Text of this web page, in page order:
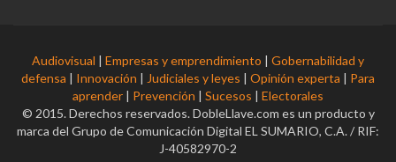
Audiovisual | Empresas y emprendimiento | Gobernabilidad y
defensa | Innovación | Judiciales y leyes | Opinión experta | Para
aprender | Prevención | Sucesos | Electorales
© 2015. Derechos reservados. DobleLlave.com es un producto y
marca del Grupo de Comunicación Digital EL SUMARIO, C.A. / RIF:
J-40582970-2